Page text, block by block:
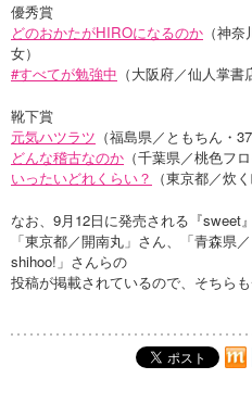
優秀賞
どのおかたがHIROになるのか （神
女）
#すべてが勉強中 （大阪府／仙人掌書
靴下賞
元気ハツラツ （福島県／ともちん・
どんな稽古なのか （千葉県／桃色フ
いったいどれくらい？ （東京都／炊
なお、9月12日に発売される『sweet
「東京都／開南丸」さん、「青森県
shihoo!」さんらの
投稿が掲載されているので、そちら